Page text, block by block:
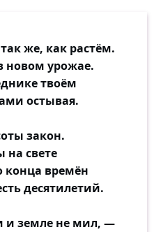
же, как растём.
новом урожае.
твоём
остывая.
закон.
на свете
конца времён
десятилетий.
и земле не мил, —